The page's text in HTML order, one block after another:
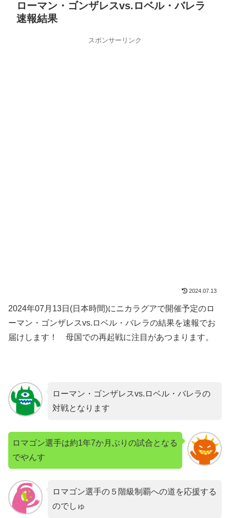
ローマン・ゴンザレスvs.ロベル・バレラ
速報結果
スポンサーリンク
2024.07.13
2024年07月13日(日本時間)にニカラグアで開催予定のロ
ーマン・ゴンザレスvs.ロベル・バレラの結果を速報でお
届けします！ 母国での再起戦に注目があつまります。
ローマン・ゴンザレスvs.ロベル・バレラの
対戦となります
ロマゴン選手は約1年7か月ぶりの試合となる
でやんす
ロマゴン選手の５階級制覇への道を応援する
のでしゅ